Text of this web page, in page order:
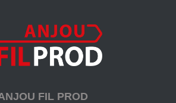
FIL PROD